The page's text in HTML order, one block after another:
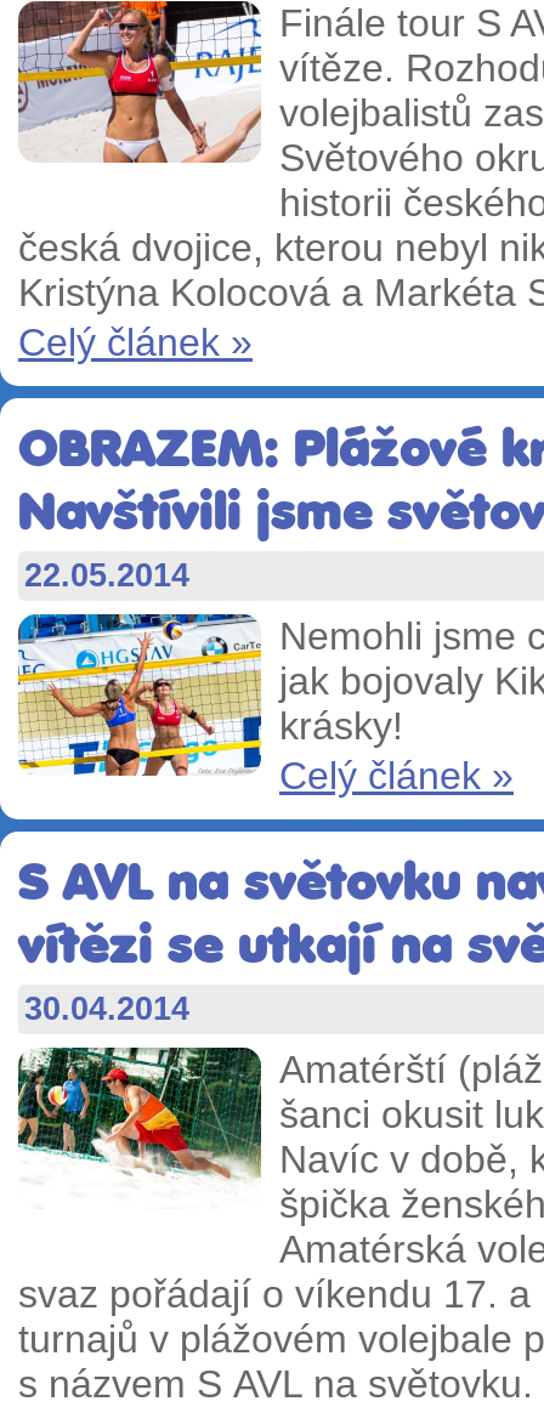
Finále tour S
vítěze.
volejbalistů
Světového
historii
česká dvojice, kterou nebyl
Kristýna Kolocová a Markéta
Celý článek »
OBRAZEM: Plážové
Navštívili jsme
22.05.2014
Nemohli jsme
jak bojovaly
krásky!
Celý článek »
S AVL na světovku
vítězi se utkají na
30.04.2014
Amatérští
šanci okusit
Navíc v době,
špička
Amatérská
svaz pořádají o víkendu 17.
turnajů v plážovém volejbale
s názvem S AVL na světovku.